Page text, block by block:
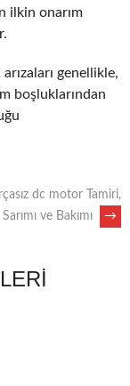
ilkin onarım
genellikle,
boşluklarından
dc motor Tamiri,
Sarımı ve Bakımı
→